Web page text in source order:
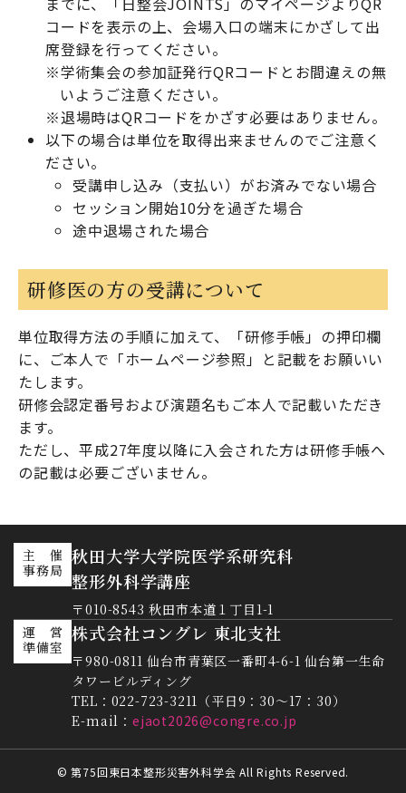
コードを表示の上、会場入口の端末にかざして出
席登録を行ってください。
※学術集会の参加証発行QRコードとお間違えの無
いようご注意ください。
※退場時はQRコードをかざす必要はありません。
以下の場合は単位を取得出来ませんのでご注意く
ださい。
受講申し込み（支払い）がお済みでない場合
セッション開始10分を過ぎた場合
途中退場された場合
研修医の方の受講について
単位取得方法の手順に加えて、「研修手帳」の押印欄
に、ご本人で「ホームページ参照」と記載をお願いい
たします。
研修会認定番号および演題名もご本人で記載いただき
ます。
ただし、平成27年度以降に入会された方は研修手帳へ
の記載は必要ございません。
主 催
事務局
秋田大学大学院医学系研究科
整形外科学講座
〒010-8543 秋田市本道１丁目1-1
運 営
準備室
株式会社コングレ 東北支社
〒980-0811 仙台市青葉区一番町4-6-1 仙台第一生命
タワービルディング
TEL：022-723-3211（平日9：30～17：30）
E-mail：ejaot2026@congre.co.jp
© 第75回東日本整形災害外科学会 All Rights Reserved.